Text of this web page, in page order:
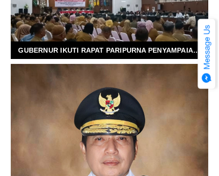
GUBERNUR IKUTI RAPAT PARIPURNA PENYAMPAIAN REKOMENDASI DPRD SECARA VIRTUAL